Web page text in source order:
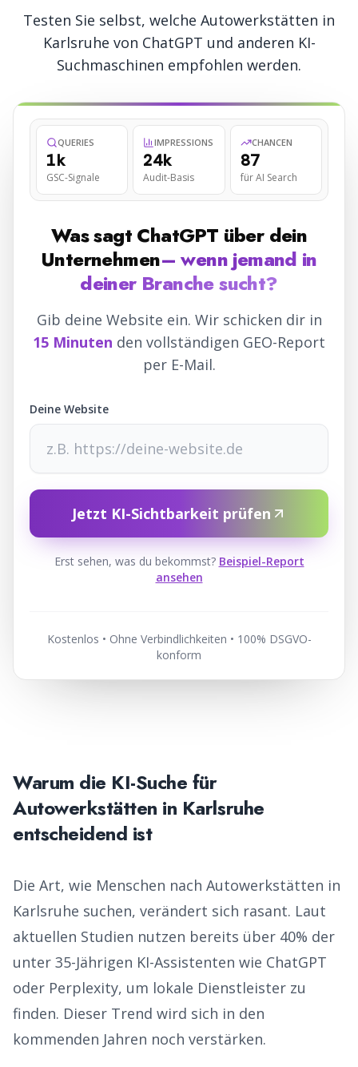
Testen Sie selbst, welche Autowerkstätten in
Karlsruhe von ChatGPT und anderen KI-
Suchmaschinen empfohlen werden.
QUERIES
1k
GSC-Signale
IMPRESSIONS
24k
Audit-Basis
CHANCEN
87
für AI Search
Was sagt ChatGPT über dein
Unternehmen– wenn jemand in
deiner Branche sucht?
Gib deine Website ein. Wir schicken dir in
15 Minuten den vollständigen GEO-Report
per E-Mail.
Deine Website
Jetzt KI-Sichtbarkeit prüfen
Erst sehen, was du bekommst? Beispiel-Report
ansehen
Kostenlos • Ohne Verbindlichkeiten • 100% DSGVO-
konform
Warum die KI-Suche für
Autowerkstätten in Karlsruhe
entscheidend ist
Die Art, wie Menschen nach Autowerkstätten in
Karlsruhe suchen, verändert sich rasant. Laut
aktuellen Studien nutzen bereits über 40% der
unter 35-Jährigen KI-Assistenten wie ChatGPT
oder Perplexity, um lokale Dienstleister zu
finden. Dieser Trend wird sich in den
kommenden Jahren noch verstärken.